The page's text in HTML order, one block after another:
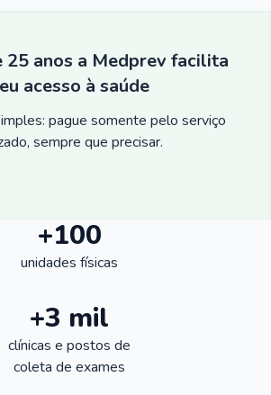
25 anos a Medprev facilita
acesso à saúde
pague somente pelo serviço
sempre que precisar.
+100
unidades físicas
+3 mil
clínicas e postos de
coleta de exames